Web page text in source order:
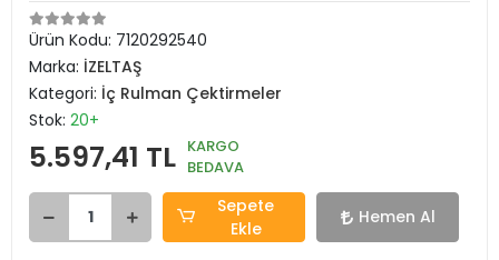
Ürün Kodu: 7120292540
Marka: İZELTAŞ
Kategori: İç Rulman Çektirmeler
Stok: 20+
5.597,41 TL KARGO
BEDAVA
Sepete
Ekle
Hemen Al